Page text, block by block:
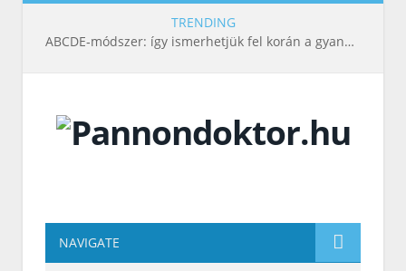
TRENDING
ABCDE‑módszer: így ismerhetjük fel korán a gyanús bőrelváltozásokat
NAVIGATE